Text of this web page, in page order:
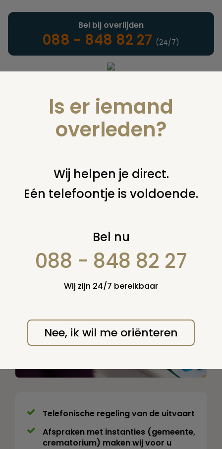
Landelijke uitvaartonderneming
Bel bij overlijden
088 - 848 82 27 (24/7)
Een laatste groet
Kleinschalig en persoonlijk
afscheid
Telefonische regeling van de uitvaart
Afspraken met instanties (gemeente,
crematorium) maken wij voor u
Is er iemand
overleden?
Wij helpen je direct.
Eén telefoontje is voldoende.
Bel nu
088 - 848 82 27
Wij zijn 24/7 bereikbaar
Nee, ik wil me oriënteren